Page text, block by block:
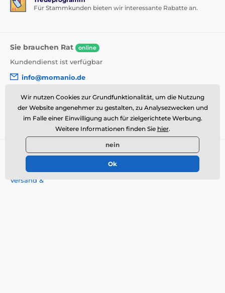
Für Stammkunden bieten wir interessante Rabatte an.
Sie brauchen Rat online
Kundendienst ist verfügbar
info@momanio.de
Wo Sie uns finden
Deutsch
Alles über den Einkauf
Über uns
Versand &
Wir nutzen Cookies zur Grundfunktionalität, um die Nutzung
der Website angenehmer zu gestalten, zu Analysezwecken und
im Falle einer Einwilligung auch für zielgerichtete Werbung.
Weitere Informationen finden Sie hier.
nein
Ok